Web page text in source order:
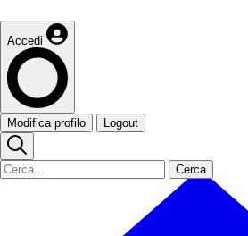
Accedi
Modifica profilo Logout
Cerca